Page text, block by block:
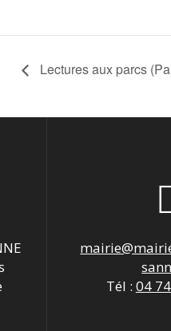
Lectures aux parcs
Tél : 04